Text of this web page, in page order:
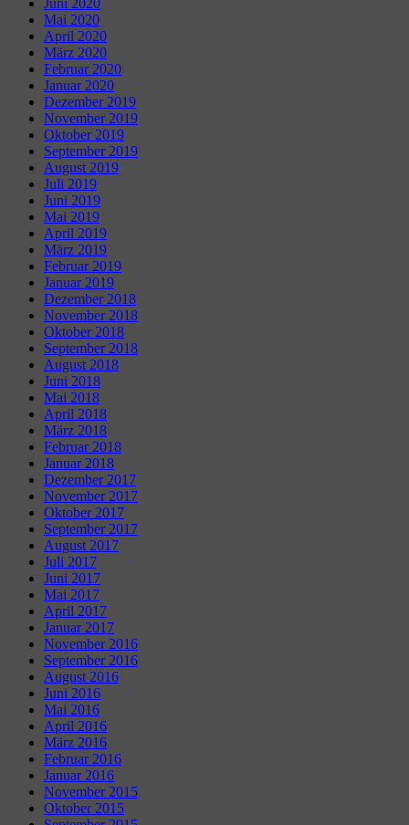
Mai 2020
April 2020
März 2020
Februar 2020
Januar 2020
Dezember 2019
November 2019
Oktober 2019
September 2019
August 2019
Juli 2019
Juni 2019
Mai 2019
April 2019
März 2019
Februar 2019
Januar 2019
Dezember 2018
November 2018
Oktober 2018
September 2018
August 2018
Juni 2018
Mai 2018
April 2018
März 2018
Februar 2018
Januar 2018
Dezember 2017
November 2017
Oktober 2017
September 2017
August 2017
Juli 2017
Juni 2017
Mai 2017
April 2017
Januar 2017
November 2016
September 2016
August 2016
Juni 2016
Mai 2016
April 2016
März 2016
Februar 2016
Januar 2016
November 2015
Oktober 2015